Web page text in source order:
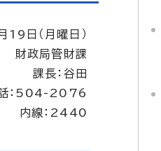
日（月曜日）
財政局管財課
課長：谷田
：504-2076
内線：2440